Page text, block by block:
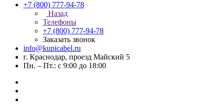
+7 (800) 777-94-78
Назад
Телефоны
+7 (800) 777-94-78
Заказать звонок
info@kupicabel.ru
г. Краснодар, проезд Майский 5
Пн. – Пт.: с 9:00 до 18:00